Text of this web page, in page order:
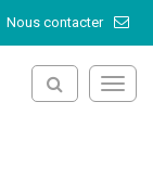
Nous contacter